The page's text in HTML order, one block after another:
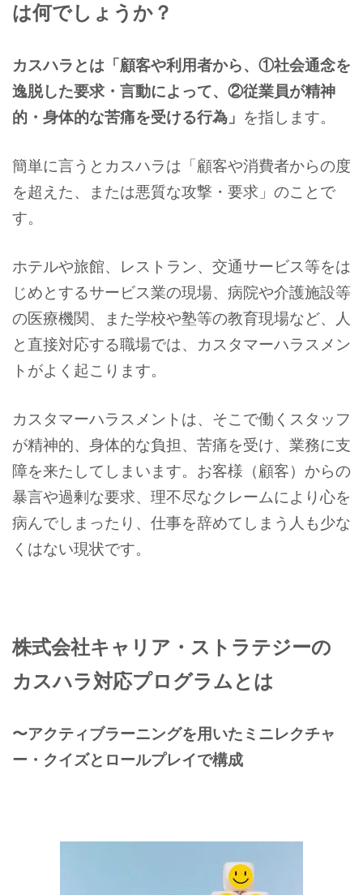
は何でしょうか？
カスハラとは「顧客や利用者から、①社会通念を
逸脱した要求・言動によって、②従業員が精神
的・身体的な苦痛を受ける行為」 を指します。
簡単に言うとカスハラは「顧客や消費者からの度
を超えた、または悪質な攻撃・要求」のことで
す。
ホテルや旅館、レストラン、交通サービス等をは
じめとするサービス業の現場、病院や介護施設等
の医療機関、また学校や塾等の教育現場など、人
と直接対応する職場では、カスタマーハラスメン
トがよく起こります。
カスタマーハラスメントは、そこで働くスタッフ
が精神的、身体的な負担、苦痛を受け、業務に支
障を来たしてしまいます。お客様（顧客）からの
暴言や過剰な要求、理不尽なクレームにより心を
病んでしまったり、仕事を辞めてしまう人も少な
くはない現状です。
株式会社キャリア・ストラテジーの
カスハラ対応プログラムとは
〜アクティブラーニングを用いたミニレクチャ
ー・クイズとロールプレイで構成